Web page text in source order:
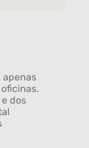
apenas
dos